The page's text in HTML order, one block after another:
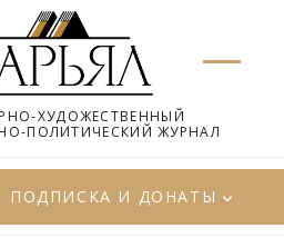
ХУДОЖЕСТВЕННЫЙ
ПОЛИТИЧЕСКИЙ ЖУРНАЛ
ПОДПИСКА И ДОНАТЫ